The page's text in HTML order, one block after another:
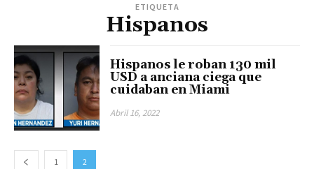
ETIQUETA
Hispanos
Hispanos le roban 130 mil
USD a anciana ciega que
cuidaban en Miami
Abril 16, 2022
1 2